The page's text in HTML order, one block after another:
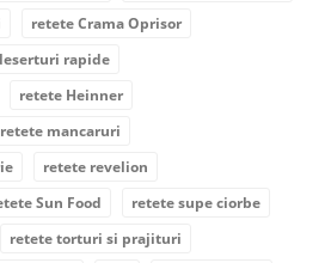
retete Crama Oprisor
rapide
retete Heinner
retete mancaruri
retete revelion
Sun Food
retete supe ciorbe
retete torturi si prajituri